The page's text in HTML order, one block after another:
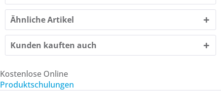
Ähnliche Artikel
Kunden kauften auch
Kostenlose Online
Produktschulungen